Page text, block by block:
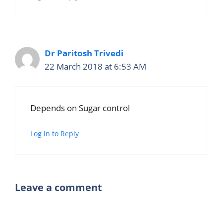
Dr Paritosh Trivedi
22 March 2018 at 6:53 AM
Depends on Sugar control
Log in to Reply
Leave a comment